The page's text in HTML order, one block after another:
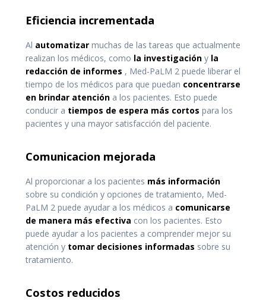
Eficiencia incrementada
Al automatizar muchas de las tareas que actualmente
realizan los médicos, como la investigación y la
redacción de informes , Med-PaLM 2 puede liberar el
tiempo de los médicos para que puedan concentrarse
en brindar atención a los pacientes. Esto puede
conducir a tiempos de espera más cortos para los
pacientes y una mayor satisfacción del paciente.
Comunicacion mejorada
Al proporcionar a los pacientes más información
sobre su condición y opciones de tratamiento, Med-
PaLM 2 puede ayudar a los médicos a comunicarse
de manera más efectiva con los pacientes. Esto
puede ayudar a los pacientes a comprender mejor su
atención y tomar decisiones informadas sobre su
tratamiento.
Costos reducidos